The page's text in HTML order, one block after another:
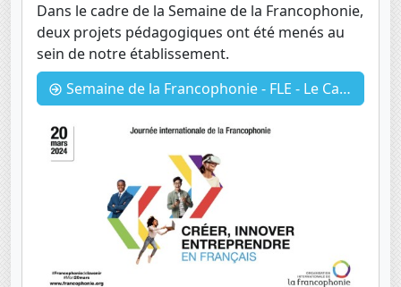
Dans le cadre de la Semaine de la Francophonie,
deux projets pédagogiques ont été menés au
sein de notre établissement.
Semaine de la Francophonie - FLE - Le Cancre de Prévert